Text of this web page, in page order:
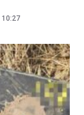
10:27